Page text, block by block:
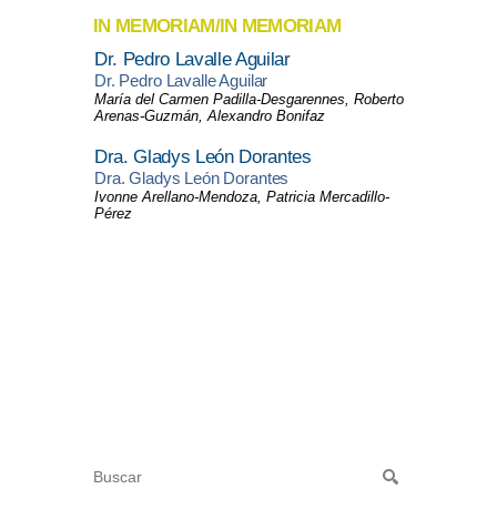
IN MEMORIAM/IN MEMORIAM
Dr. Pedro Lavalle Aguilar
Dr. Pedro Lavalle Aguilar
María del Carmen Padilla-Desgarennes, Roberto
Arenas-Guzmán, Alexandro Bonifaz
Dra. Gladys León Dorantes
Dra. Gladys León Dorantes
Ivonne Arellano-Mendoza, Patricia Mercadillo-
Pérez